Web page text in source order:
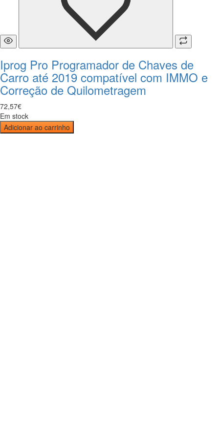
Iprog Pro Programador de Chaves de
Carro até 2019 compatível com IMMO e
Correção de Quilometragem
72,57€
Em stock
Adicionar ao carrinho